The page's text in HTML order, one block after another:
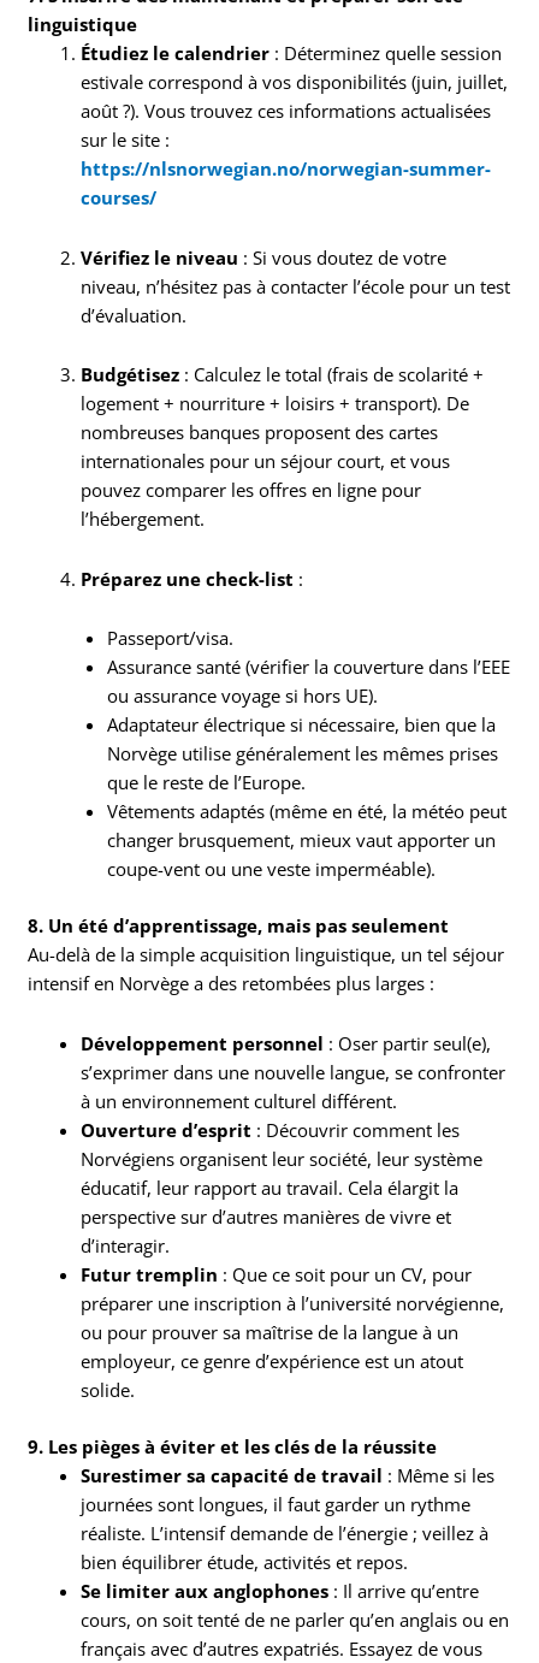
linguistique
Étudiez le calendrier : Déterminez quelle session
estivale correspond à vos disponibilités (juin, juillet,
août ?). Vous trouvez ces informations actualisées
sur le site :
https://nlsnorwegian.no/norwegian-summer-
courses/
Vérifiez le niveau : Si vous doutez de votre
niveau, n’hésitez pas à contacter l’école pour un test
d’évaluation.
Budgétisez : Calculez le total (frais de scolarité +
logement + nourriture + loisirs + transport). De
nombreuses banques proposent des cartes
internationales pour un séjour court, et vous
pouvez comparer les offres en ligne pour
l’hébergement.
Préparez une check-list :
Passeport/visa.
Assurance santé (vérifier la couverture dans l’EEE
ou assurance voyage si hors UE).
Adaptateur électrique si nécessaire, bien que la
Norvège utilise généralement les mêmes prises
que le reste de l’Europe.
Vêtements adaptés (même en été, la météo peut
changer brusquement, mieux vaut apporter un
coupe-vent ou une veste imperméable).
8. Un été d’apprentissage, mais pas seulement
Au-delà de la simple acquisition linguistique, un tel séjour
intensif en Norvège a des retombées plus larges :
Développement personnel : Oser partir seul(e),
s’exprimer dans une nouvelle langue, se confronter
à un environnement culturel différent.
Ouverture d’esprit : Découvrir comment les
Norvégiens organisent leur société, leur système
éducatif, leur rapport au travail. Cela élargit la
perspective sur d’autres manières de vivre et
d’interagir.
Futur tremplin : Que ce soit pour un CV, pour
préparer une inscription à l’université norvégienne,
ou pour prouver sa maîtrise de la langue à un
employeur, ce genre d’expérience est un atout
solide.
9. Les pièges à éviter et les clés de la réussite
Surestimer sa capacité de travail : Même si les
journées sont longues, il faut garder un rythme
réaliste. L’intensif demande de l’énergie ; veillez à
bien équilibrer étude, activités et repos.
Se limiter aux anglophones : Il arrive qu’entre
cours, on soit tenté de ne parler qu’en anglais ou en
français avec d’autres expatriés. Essayez de vous